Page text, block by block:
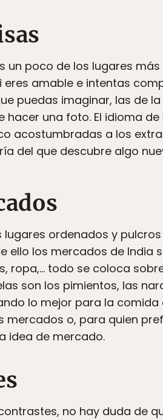
un poco de los lugares
eres amable e intentas
puedas imaginar, las de
hacer una foto. El idioma
acostumbradas a los
del que descubre algo
lugares ordenados y
ello los mercados de India
ropa,… todo se coloca
son los pimientos, las
lo mejor para la
o, para quien
idea de mercado.
no hay duda de